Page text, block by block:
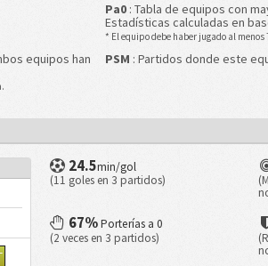
Pa0 : Tabla de equipos con
Estadísticas calculadas en
* El equipo debe haber jugado al
equipos han
PSM : Partidos donde este
24.5min/gol
(11 goles en 3 partidos)
67%Porterías a 0
(2 veces en 3 partidos)